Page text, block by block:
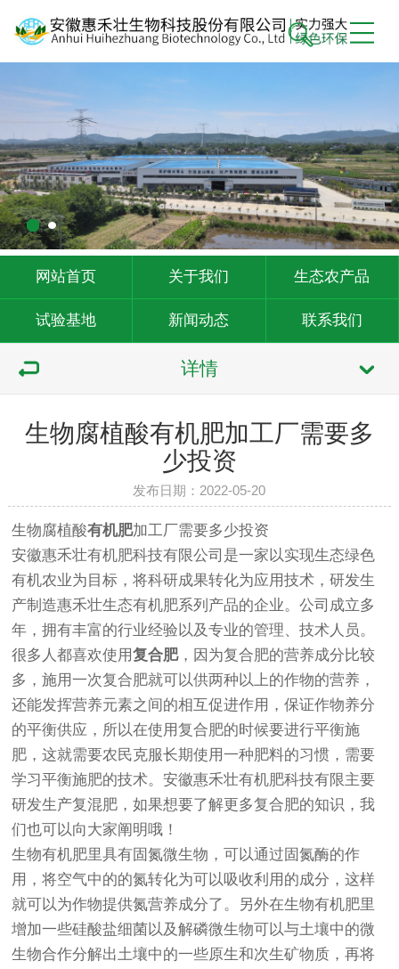
网站首页 关于我们 生态农产品
试验基地 新闻动态 联系我们
详情
生物腐植酸有机肥加工厂需要多
少投资
发布日期：2022-05-20
生物腐植酸有机肥加工厂需要多少投资
安徽惠禾壮有机肥科技有限公司是一家以实现生态绿色
有机农业为目标，将科研成果转化为应用技术，研发生
产制造惠禾壮生态有机肥系列产品的企业。公司成立多
年，拥有丰富的行业经验以及专业的管理、技术人员。
很多人都喜欢使用复合肥，因为复合肥的营养成分比较
多，施用一次复合肥就可以供两种以上的作物的营养，
还能发挥营养元素之间的相互促进作用，保证作物养分
的平衡供应，所以在使用复合肥的时候要进行平衡施
肥，这就需要农民克服长期使用一种肥料的习惯，需要
学习平衡施肥的技术。安徽惠禾壮有机肥科技有限主要
研发生产复混肥，如果想要了解更多复合肥的知识，我
们也可以向大家阐明哦！
生物有机肥里具有固氮微生物，可以通过固氮酶的作
用，将空气中的的氮转化为可以吸收利用的成分，这样
就可以为作物提供氮营养成分了。另外在生物有机肥里
增加一些硅酸盐细菌以及解磷微生物可以与土壤中的微
生物合作分解出土壤中的一些原生和次生矿物质，再将